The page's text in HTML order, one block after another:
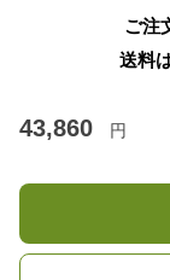
ご注
送料
43,860 円